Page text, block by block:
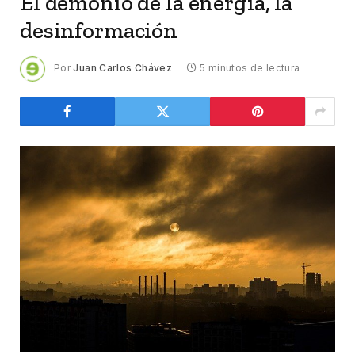
desinformación
Por Juan Carlos Chávez 5 minutos de lectura